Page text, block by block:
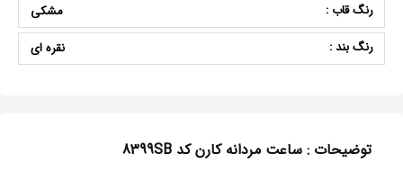
رنگ قاب :
مشکی
رنگ بند :
نقره ای
توضیحات : ساعت مردانه کارن کد 8399SB